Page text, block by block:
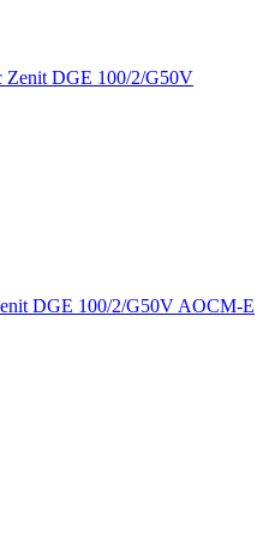
DGE 100/2/G50V AOCM-E